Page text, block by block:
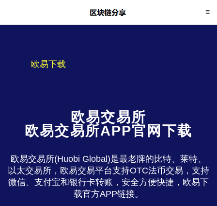
欧易下载
欧易交易所
欧易交易所APP官网下载
欧易交易所(Huobi Global)是最老牌的比特、莱特、
以太交易所，欧易交易平台支持OTC法币交易，支持
微信、支付宝和银行卡转账，安全方便快捷，欧易下
载官方APP链接。